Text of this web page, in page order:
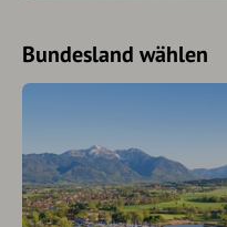
Bundesland wählen